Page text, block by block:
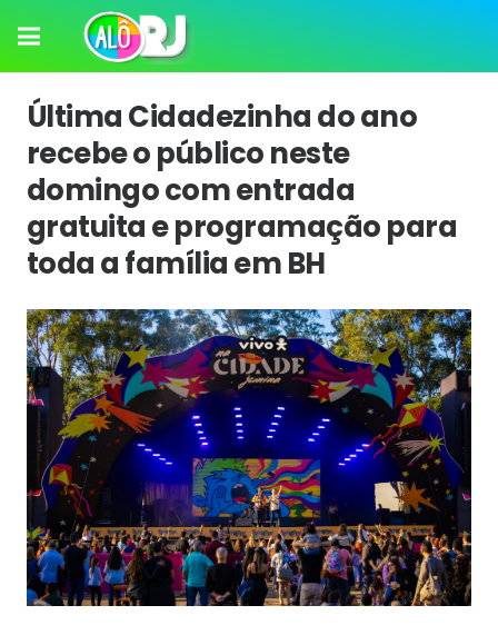
Última Cidadezinha do ano
recebe o público neste
domingo com entrada
gratuita e programação para
toda a família em BH